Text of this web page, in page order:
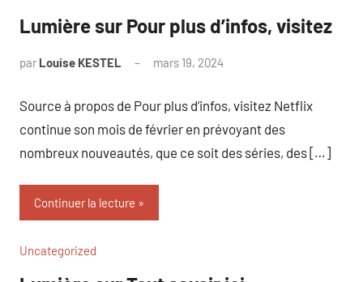
Lumière sur Pour plus d’infos, visitez
par Louise KESTEL mars 19, 2024
Source à propos de Pour plus d’infos, visitez Netflix
continue son mois de février en prévoyant des
nombreux nouveautés, que ce soit des séries, des […]
Continuer la lecture
Uncategorized